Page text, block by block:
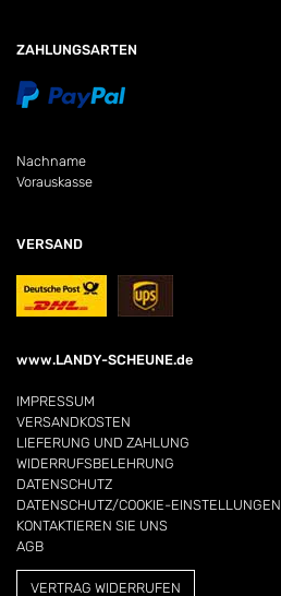
ZAHLUNGSARTEN
Nachname
Vorauskasse
VERSAND
www.LANDY-SCHEUNE.de
IMPRESSUM
VERSANDKOSTEN
LIEFERUNG UND ZAHLUNG
WIDERRUFSBELEHRUNG
DATENSCHUTZ
DATENSCHUTZ/COOKIE-EINSTELLUNGEN
KONTAKTIEREN SIE UNS
AGB
VERTRAG WIDERRUFEN